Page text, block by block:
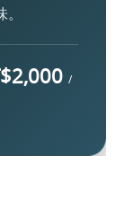
/